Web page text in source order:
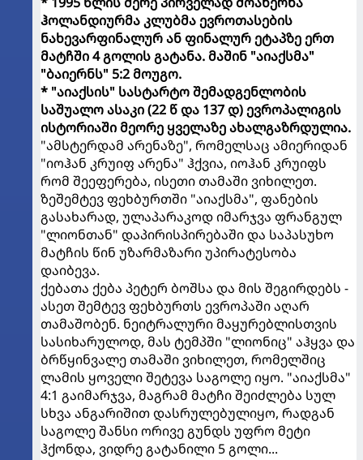
ჰოლანდიურმა კლუბმა ევროთასების
ნახევარფინალურ ან ფინალურ ეტაპზე ერთ
მატჩში 4 გოლის გატანა. მაშინ "აიაქსმა"
"ბაიერნს" 5:2 მოუგო.
* "აიაქსის" სასტარტო შემადგენლობის
საშუალო ასაკი (22 წ და 137 დ) ევროპალიგის
ისტორიაში მეორე ყველაზე ახალგაზრდულია.
"ამსტერდამ არენაზე", რომელსაც ამიერიდან
"იოჰან კრუიფ არენა" ჰქვია, იოჰან კრუიფს
რომ შეეფერება, ისეთი თამაში ვიხილეთ.
ზეშემტევ ფეხბურთში "აიაქსმა", ფანების
გასახარად, ულაპარაკოდ იმარჯვა ფრანგულ
"ლიონთან" დაპირისპირებაში და საპასუხო
მატჩის წინ უზარმაზარი უპირატესობა
დაიბევა.
ქებათა ქება პეტერ ბოშსა და მის შეგირდებს -
ასეთ შემტევ ფეხბურთს ევროპაში აღარ
თამაშობენ. ნეიტრალური მაყურებლისთვის
სასიხარულოდ, მას ტემპში "ლიონიც" აჰყვა და
ბრწყინვალე თამაში ვიხილეთ, რომელშიც
ლამის ყოველი შეტევა საგოლე იყო. "აიაქსმა"
4:1 გაიმარჯვა, მაგრამ მატჩი შეიძლება სულ
სხვა ანგარიშით დასრულებულიყო, რადგან
საგოლე შანსი ორივე გუნდს უფრო მეტი
ჰქონდა, ვიდრე გატანილი 5 გოლი...